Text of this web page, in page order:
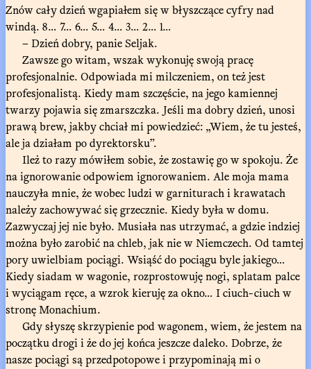
Znów cały dzień wgapiałem się w błyszczące cyfry nad
windą. 8… 7… 6… 5… 4… 3… 2… 1…
– Dzień dobry, panie Seljak.
Zawsze go witam, wszak wykonuję swoją pracę
profesjonalnie. Odpowiada mi milczeniem, on też jest
profesjonalistą. Kiedy mam szczęście, na jego kamiennej
twarzy pojawia się zmarszczka. Jeśli ma dobry dzień, unosi
prawą brew, jakby chciał mi powiedzieć: „Wiem, że tu jesteś,
ale ja działam po dyrektorsku”.
Ileż to razy mówiłem sobie, że zostawię go w spokoju. Że
na ignorowanie odpowiem ignorowaniem. Ale moja mama
nauczyła mnie, że wobec ludzi w garniturach i krawatach
należy zachowywać się grzecznie. Kiedy była w domu.
Zazwyczaj jej nie było. Musiała nas utrzymać, a gdzie indziej
można było zarobić na chleb, jak nie w Niemczech. Od tamtej
pory uwielbiam pociągi. Wsiąść do pociągu byle jakiego…
Kiedy siadam w wagonie, rozprostowuję nogi, splatam palce
i wyciągam ręce, a wzrok kieruję za okno… I ciuch-ciuch w
stronę Monachium.
Gdy słyszę skrzypienie pod wagonem, wiem, że jestem na
początku drogi i że do jej końca jeszcze daleko. Dobrze, że
nasze pociągi są przedpotopowe i przypominają mi o